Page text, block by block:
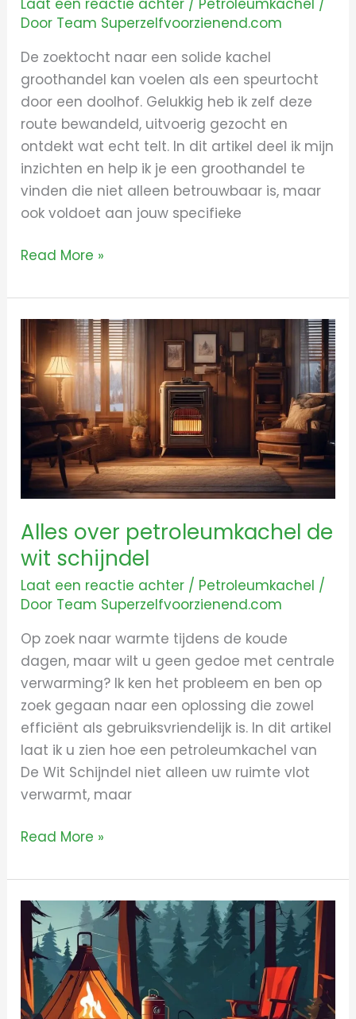
Door Team Superzelfvoorzienend.com
De zoektocht naar een solide kachel
groothandel kan voelen als een speurtocht
door een doolhof. Gelukkig heb ik zelf deze
route bewandeld, uitvoerig gezocht en
ontdekt wat echt telt. In dit artikel deel ik mijn
inzichten en help ik je een groothandel te
vinden die niet alleen betrouwbaar is, maar
ook voldoet aan jouw specifieke
Read More »
Alles over petroleumkachel de
wit schijndel
Laat een reactie achter / Petroleumkachel /
Door Team Superzelfvoorzienend.com
Op zoek naar warmte tijdens de koude
dagen, maar wilt u geen gedoe met centrale
verwarming? Ik ken het probleem en ben op
zoek gegaan naar een oplossing die zowel
efficiënt als gebruiksvriendelijk is. In dit artikel
laat ik u zien hoe een petroleumkachel van
De Wit Schijndel niet alleen uw ruimte vlot
verwarmt, maar
Alles
over
petroleumkachel
de
wit
schijndel
Read More »
Alles
over
petroleumkachel
hendriks